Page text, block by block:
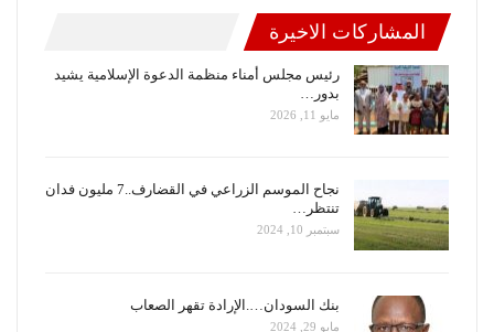
المشاركات الاخيرة
رئيس مجلس أمناء منظمة الدعوة الإسلامية يشيد
بدور…
مايو 11, 2026
نجاح الموسم الزراعي في القضارف..7 مليون فدان
تنتظر…
سبتمبر 10, 2024
بنك السودان….الإرادة تقهر الصعاب
مايو 29, 2024